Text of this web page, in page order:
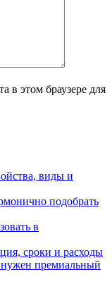
в этом браузере для
виды и
подобрать
в
сроки и расходы
премиальный